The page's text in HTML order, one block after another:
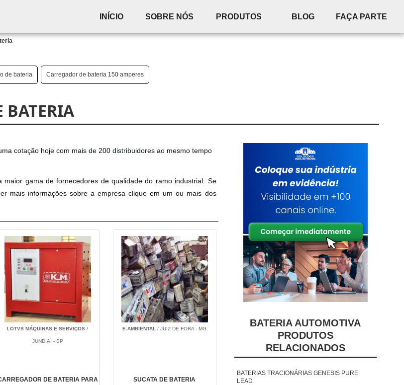
INÍCIO SOBRE NÓS PRODUTOS BLOG FAÇA PARTE
de bateria Carregador de bateria 150 amperes
BATERIA
cotação hoje com mais de 200 distribuidores ao mesmo tempo
gama de fornecedores de qualidade do ramo industrial. Se
mais informações sobre a empresa clique em um ou mais dos
LOTVS MÁQUINAS E SERVIÇOS /
JUNDIAÍ - SP
DE BATERIA PARA
E-AMBIENTAL / JUIZ DE FORA - MG
SUCATA DE BATERIA
BATERIA AUTOMOTIVA
PRODUTOS
RELACIONADOS
BATERIAS TRACIONÁRIAS GENESIS PURE
LEAD